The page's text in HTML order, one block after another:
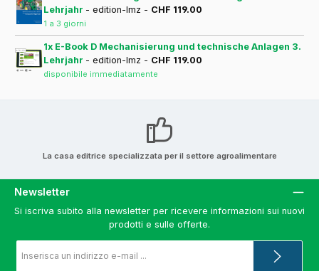
Lehrjahr - edition-lmz - CHF 119.00
1 a 3 giorni
1x E-Book D Mechanisierung und technische Anlagen 3.
Lehrjahr - edition-lmz - CHF 119.00
disponibile immediatamente
La casa editrice specializzata per il settore agroalimentare
Newsletter
Si iscriva subito alla newsletter per ricevere informazioni sui nuovi
prodotti e sulle offerte.
e-